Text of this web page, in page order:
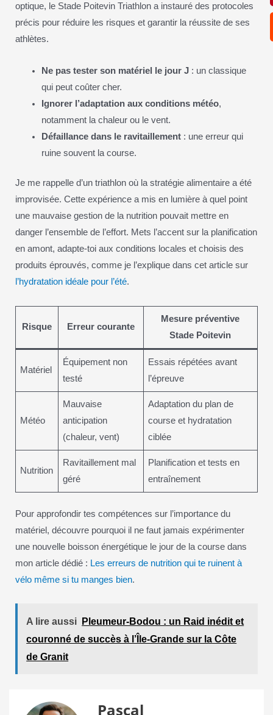
optique, le Stade Poitevin Triathlon a instauré des protocoles
précis pour réduire les risques et garantir la réussite de ses
athlètes.
Ne pas tester son matériel le jour J : un classique
qui peut coûter cher.
Ignorer l’adaptation aux conditions météo,
notamment la chaleur ou le vent.
Défaillance dans le ravitaillement : une erreur qui
ruine souvent la course.
Je me rappelle d’un triathlon où la stratégie alimentaire a été
improvisée. Cette expérience a mis en lumière à quel point
une mauvaise gestion de la nutrition pouvait mettre en
danger l’ensemble de l’effort. Mets l’accent sur la planification
en amont, adapte-toi aux conditions locales et choisis des
produits éprouvés, comme je l’explique dans cet article sur
l’hydratation idéale pour l’été.
Risque Erreur courante
Mesure préventive
Stade Poitevin
Matériel
Équipement non
testé
Essais répétées avant
l’épreuve
Météo
Mauvaise
anticipation
(chaleur, vent)
Adaptation du plan de
course et hydratation
ciblée
Nutrition
Ravitaillement mal
géré
Planification et tests en
entraînement
Pour approfondir tes compétences sur l’importance du
matériel, découvre pourquoi il ne faut jamais expérimenter
une nouvelle boisson énergétique le jour de la course dans
mon article dédié : Les erreurs de nutrition qui te ruinent à
vélo même si tu manges bien.
A lire aussi
Pleumeur-Bodou : un Raid inédit et
couronné de succès à l’Île-Grande sur la Côte
de Granit
Pascal